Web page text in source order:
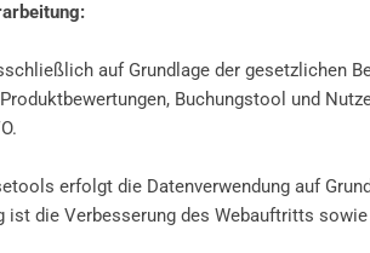
auf Grundlage der gesetzlichen
Buchungstool und
erfolgt die Datenverwendung auf
ist die Verbesserung des Webauftritts